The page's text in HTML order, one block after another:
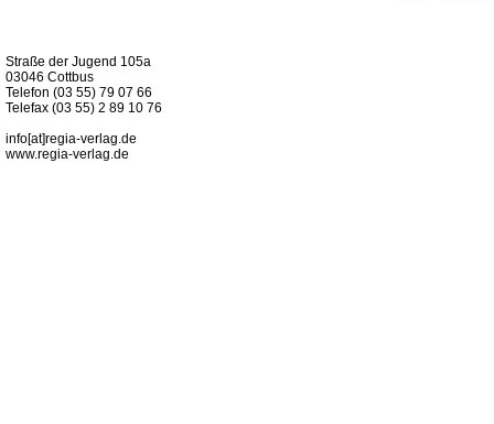
Straße der Jugend 105a
03046 Cottbus
Telefon (03 55) 79 07 66
Telefax (03 55) 2 89 10 76
info[at]regia-verlag.de
www.regia-verlag.de